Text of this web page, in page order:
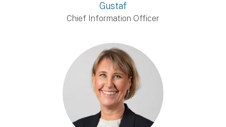
Gustaf
Chief Information Officer